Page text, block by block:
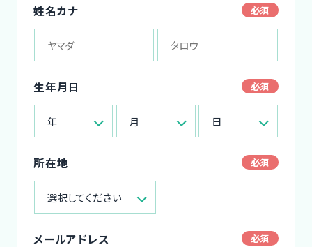
姓名カナ
生年月日
年 月 日
所在地
選択してください
メールアドレス